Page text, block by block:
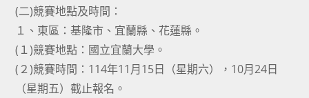
(二)競賽地點及時間：
１、東區：基隆市、宜蘭縣、花蓮縣。
(１)競賽地點：國立宜蘭大學。
(２)競賽時間：114年11月15日（星期六），10月24日
（星期五）截止報名。